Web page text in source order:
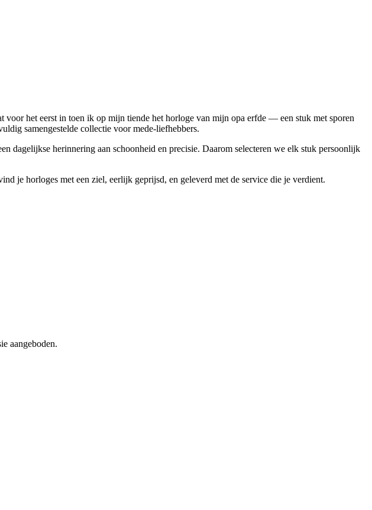
het eerst in toen ik op mijn tiende het horloge van mijn opa erfde — een stuk met sporen
samengestelde collectie voor mede-liefhebbers.
dagelijkse herinnering aan schoonheid en precisie. Daarom selecteren we elk stuk persoonlijk
je horloges met een ziel, eerlijk geprijsd, en geleverd met de service die je verdient.
aangeboden.